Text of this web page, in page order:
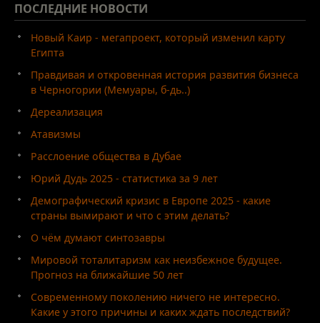
ПОСЛЕДНИЕ НОВОСТИ
Новый Каир - мегапроект, который изменил карту
Египта
Правдивая и откровенная история развития бизнеса
в Черногории (Мемуары, б-дь..)
Дереализация
Атавизмы
Расслоение общества в Дубае
Юрий Дудь 2025 - статистика за 9 лет
Демографический кризис в Европе 2025 - какие
страны вымирают и что с этим делать?
О чём думают синтозавры
Мировой тоталитаризм как неизбежное будущее.
Прогноз на ближайшие 50 лет
Современному поколению ничего не интересно.
Какие у этого причины и каких ждать последствий?